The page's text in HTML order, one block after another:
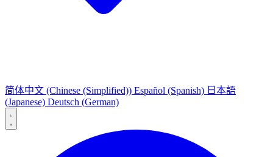
简体中文 (Chinese (Simplified)) Español (Spanish) 日本語
(Japanese) Deutsch (German)